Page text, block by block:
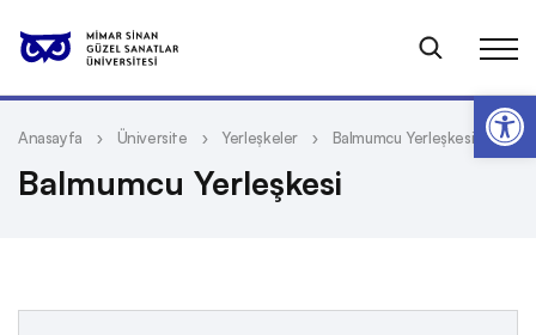
Anasayfa Üniversite Yerleşkeler Balmumcu Yerleşkesi
Balmumcu Yerleşkesi